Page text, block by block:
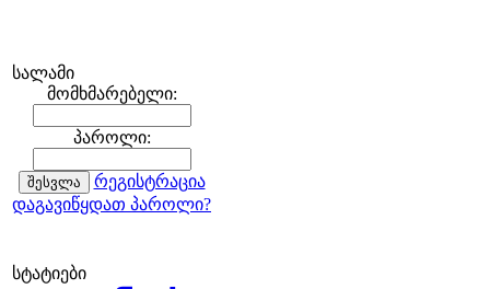
სალამი
მომხმარებელი:
პაროლი:
რეგისტრაცია
დაგავიწყდათ პაროლი?
სტატიები